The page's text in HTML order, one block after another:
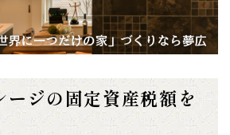
ージの固定資産税額を